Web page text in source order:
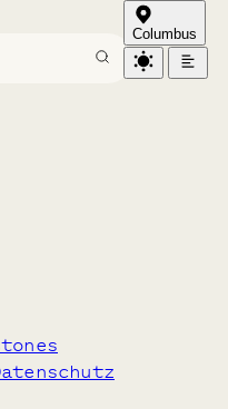
Columbus
auf Höfen
auf Biohöfen –